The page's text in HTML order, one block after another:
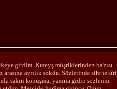
gitdim. Kureyş müşriklerinden ba'zısı
ayrılık sokdu. Sözlerinde sihr te'sîri
sakın konuşma, yanına gidip sözlerini